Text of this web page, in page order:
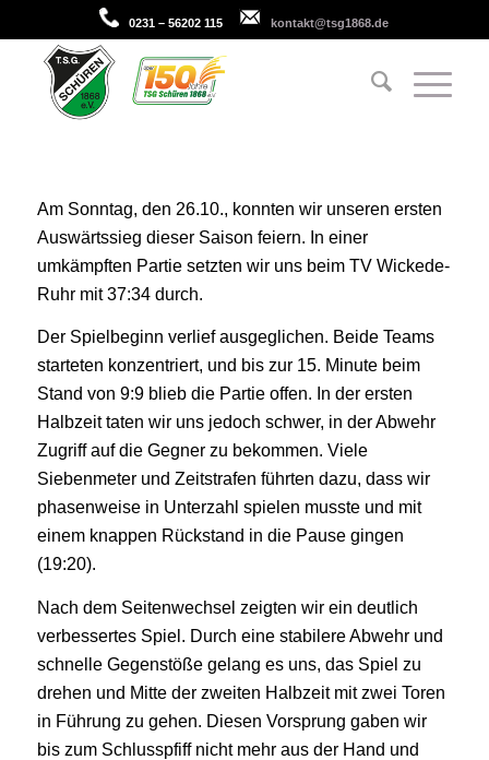
0231 – 56202 115 kontakt@tsg1868.de
Am Sonntag, den 26.10., konnten wir unseren ersten
Auswärtssieg dieser Saison feiern. In einer
umkämpften Partie setzten wir uns beim TV Wickede-
Ruhr mit 37:34 durch.
Der Spielbeginn verlief ausgeglichen. Beide Teams
starteten konzentriert, und bis zur 15. Minute beim
Stand von 9:9 blieb die Partie offen. In der ersten
Halbzeit taten wir uns jedoch schwer, in der Abwehr
Zugriff auf die Gegner zu bekommen. Viele
Siebenmeter und Zeitstrafen führten dazu, dass wir
phasenweise in Unterzahl spielen musste und mit
einem knappen Rückstand in die Pause gingen
(19:20).
Nach dem Seitenwechsel zeigten wir ein deutlich
verbessertes Spiel. Durch eine stabilere Abwehr und
schnelle Gegenstöße gelang es uns, das Spiel zu
drehen und Mitte der zweiten Halbzeit mit zwei Toren
in Führung zu gehen. Diesen Vorsprung gaben wir
bis zum Schlusspfiff nicht mehr aus der Hand und